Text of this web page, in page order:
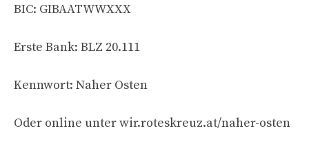
BIC: GIBAATWWXXX
Erste Bank: BLZ 20.111
Kennwort: Naher Osten
Oder online unter wir.roteskreuz.at/naher-osten